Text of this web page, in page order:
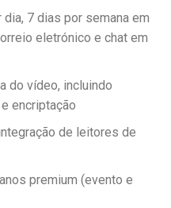
dia, 7 dias por semana em
eletrónico e chat em
do vídeo, incluindo
encriptação
de leitores de
premium (evento e